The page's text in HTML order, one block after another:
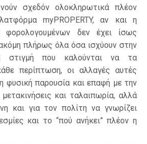
σχεδόν ολοκληρωτικά πλέον
myPROPERTY, αν και η
φορολογουμένων δεν έχει ίσως
πλήρως όλα όσα ισχύουν στην
στιγμή που καλούνται να τα
περίπτωση, οι αλλαγές αυτές
φυσική παρουσία και επαφή με την
και ταλαιπωρία, αλλά
και για τον πολίτη να γνωρίζει
και το “πού ανήκει” πλέον η